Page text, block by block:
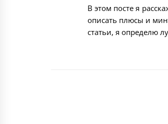
В этом посте я
описать плюсы и
статьи, я определю